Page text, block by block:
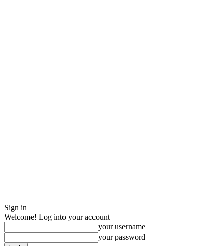
Sign in
Welcome! Log into your account
your username
your password